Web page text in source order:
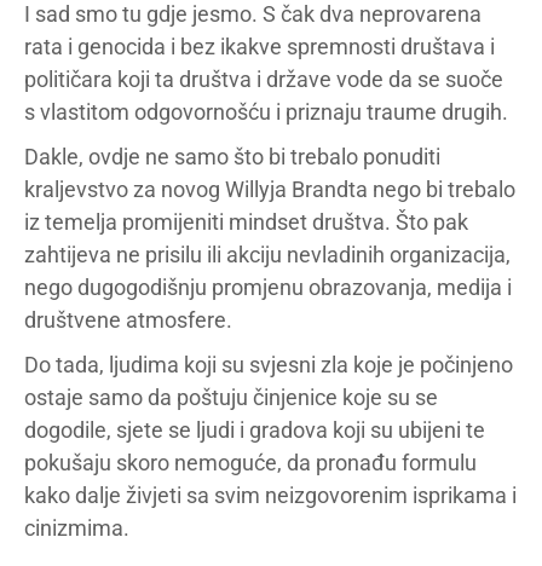
I sad smo tu gdje jesmo. S čak dva neprovarena
rata i genocida i bez ikakve spremnosti društava i
političara koji ta društva i države vode da se suoče
s vlastitom odgovornošću i priznaju traume drugih.
Dakle, ovdje ne samo što bi trebalo ponuditi
kraljevstvo za novog Willyja Brandta nego bi trebalo
iz temelja promijeniti mindset društva. Što pak
zahtijeva ne prisilu ili akciju nevladinih organizacija,
nego dugogodišnju promjenu obrazovanja, medija i
društvene atmosfere.
Do tada, ljudima koji su svjesni zla koje je počinjeno
ostaje samo da poštuju činjenice koje su se
dogodile, sjete se ljudi i gradova koji su ubijeni te
pokušaju skoro nemoguće, da pronađu formulu
kako dalje živjeti sa svim neizgovorenim isprikama i
cinizmima.